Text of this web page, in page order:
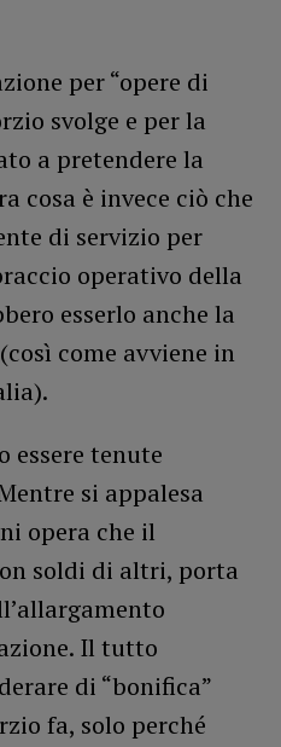
per “opere di
svolge e per la
a pretendere la
cosa è invece ciò che
di servizio per
operativo della
esserlo anche la
come avviene in
essere tenute
si appalesa
opera che il
soldi di altri, porta
Il tutto
di “bonifica”
fa, solo perché